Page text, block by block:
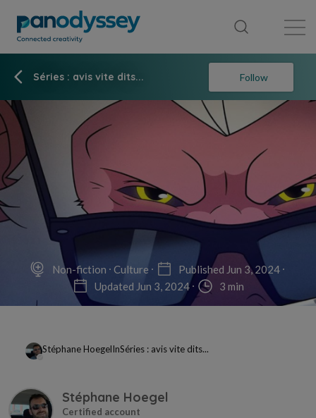
Séries : avis vite dits... Follow
Non-fiction Culture
Published Jun 3, 2024
Updated Jun 3, 2024
3 min
Stéphane HoegelInSéries : avis vite dits...
Stéphane Hoegel